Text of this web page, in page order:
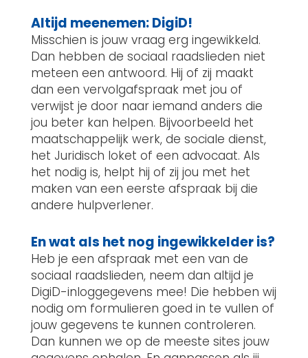
Altijd meenemen: DigiD!
Misschien is jouw vraag erg ingewikkeld.
Dan hebben de sociaal raadslieden niet
meteen een antwoord. Hij of zij maakt
dan een vervolgafspraak met jou of
verwijst je door naar iemand anders die
jou beter kan helpen. Bijvoorbeeld het
maatschappelijk werk, de sociale dienst,
het Juridisch loket of een advocaat. Als
het nodig is, helpt hij of zij jou met het
maken van een eerste afspraak bij die
andere hulpverlener.
En wat als het nog ingewikkelder is?
Heb je een afspraak met een van de
sociaal raadslieden, neem dan altijd je
DigiD-inloggegevens mee! Die hebben wij
nodig om formulieren goed in te vullen of
jouw gegevens te kunnen controleren.
Dan kunnen we op de meeste sites jouw